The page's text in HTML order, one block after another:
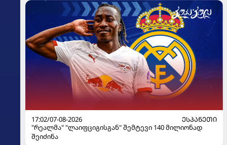
17:02/07-08-2026
ᲔᲡᲞᲐᲜᲔᲗᲘ
"რეალმა" "ლაიფციგისგან" შემტევი 140 მილიონად
შეიძინა